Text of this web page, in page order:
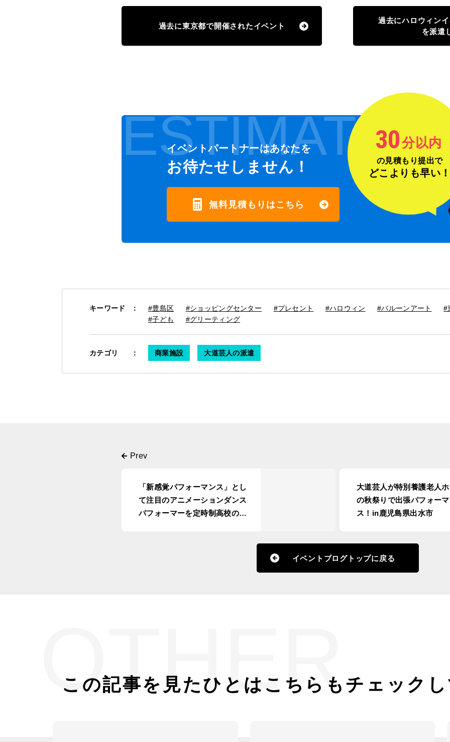
過去に東京都で開催されたイベント
過去にハロウィン
を派遣
ESTIMATE
イベントパートナーはあなたを
お待たせしません！
無料見積もりはこちら
30分以内
の見積もり提出で
どこよりも早い
キーワード ： #豊島区 #ショッピングセンター #プレセント #ハロウィン #バルーンアート
#
#子ども
#グリーティング
カテゴリ ： 商業施設 大道芸人の派遣
「新感覚パフォーマンス」とし
て注目のアニメーションダンス
パフォーマーを定時制高校の文
大道芸人が特別養護老人
の秋祭りで出張パフォー
ス！in鹿児島県出水市
イベントブログトップに戻る
OTHER
この記事を見たひとは こちらもチェック